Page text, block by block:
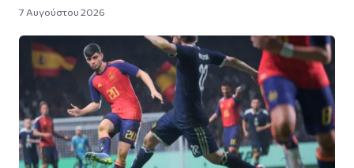
7 Αυγούστου 2026